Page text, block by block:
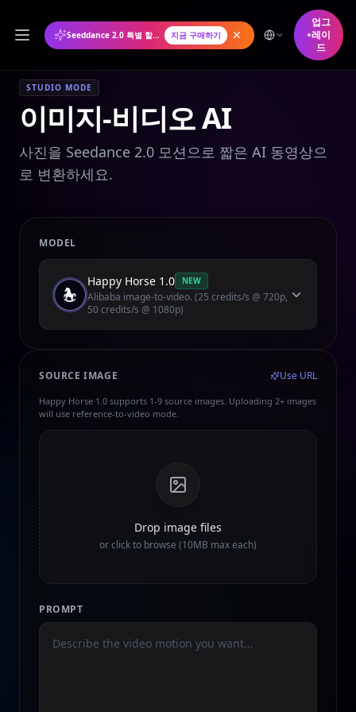
Seeddance 2.0 특별 할인: 연간 플랜 50% 할인 지금 구매하기
업그
레이
드
STUDIO MODE
이미지-비디오 AI
사진을 Seedance 2.0 모션으로 짧은 AI 동영상으
로 변환하세요.
MODEL
Happy Horse 1.0 NEW
Alibaba image-to-video. (25 credits/s @ 720p,
50 credits/s @ 1080p)
SOURCE IMAGE Use URL
Happy Horse 1.0 supports 1-9 source images. Uploading 2+ images
will use reference-to-video mode.
Drop image files
or click to browse (10MB max each)
PROMPT